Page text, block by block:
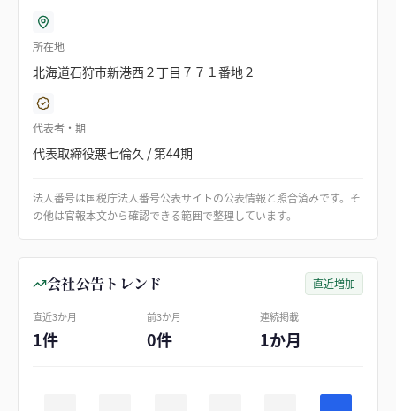
所在地
北海道石狩市新港西２丁目７７１番地２
代表者・期
代表取締役悪七倫久 / 第44期
法人番号は国税庁法人番号公表サイトの公表情報と照合済みです。そ
の他は官報本文から確認できる範囲で整理しています。
会社公告トレンド 直近増加
直近3か月
1件
前3か月
0件
連続掲載
1か月